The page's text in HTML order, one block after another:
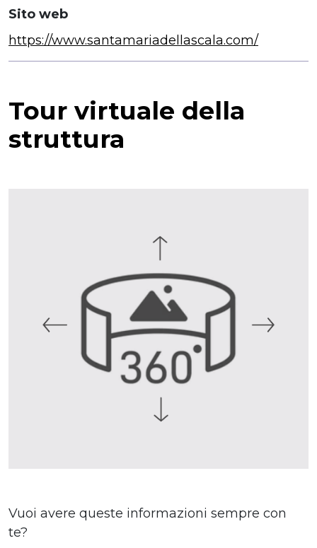
Sito web
https://www.santamariadellascala.com/
Tour virtuale della
struttura
Vuoi avere queste informazioni sempre con
te?